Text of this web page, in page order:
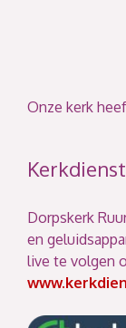
Onze kerk
Dorpskerk
en
live te volgen